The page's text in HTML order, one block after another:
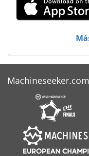
Atlas Copco Ga 708
Atlas Copco Ga 75
Atlas Copco Ga 808
Atlas Copco Ga 90 Ff